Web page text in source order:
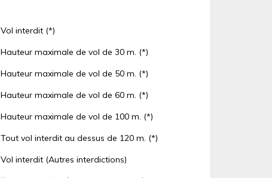
Vol interdit (*)
Hauteur maximale de vol de 30 m. (*)
Hauteur maximale de vol de 50 m. (*)
Hauteur maximale de vol de 60 m. (*)
Hauteur maximale de vol de 100 m. (*)
Tout vol interdit au dessus de 120 m. (*)
Vol interdit (Autres interdictions)